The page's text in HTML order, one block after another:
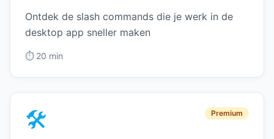
Ontdek de slash commands die je werk in de
desktop app sneller maken
⏱️ 20 min
🛠️ Premium